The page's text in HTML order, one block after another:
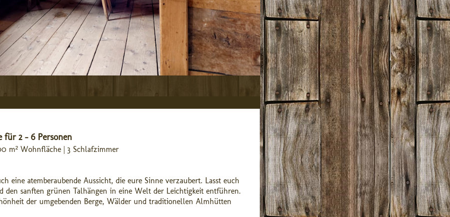
für 2 - 6 Personen
m² Wohnfläche | 3 Schlafzimmer
eine atemberaubende Aussicht, die eure Sinne verzaubert. Lasst euch
den sanften grünen Talhängen in eine Welt der Leichtigkeit entführen.
der umgebenden Berge, Wälder und traditionellen Almhütten